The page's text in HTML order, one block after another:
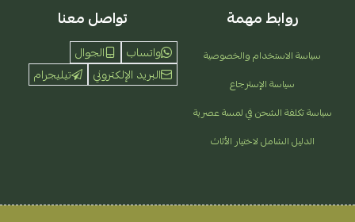
روابط مهمة
سياسة الاستخدام والخصوصية
سياسة الإسترجاع
سياسة تكلفة الشحن في لمسة عصرية
الدليل الشامل لاختيار الأثاث
تواصل معنا
واتساب
الجوال
البريد الإلكتروني
تيليجرام